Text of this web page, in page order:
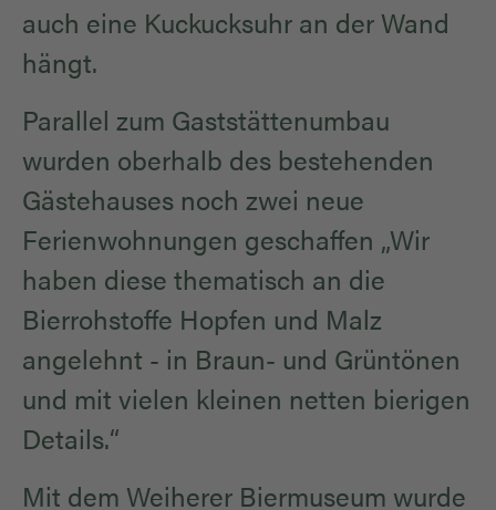
auch eine Kuckucksuhr an der Wand
hängt.
Parallel zum Gaststättenumbau
wurden oberhalb des bestehenden
Gästehauses noch zwei neue
Ferienwohnungen geschaffen „Wir
haben diese thematisch an die
Bierrohstoffe Hopfen und Malz
angelehnt - in Braun- und Grüntönen
und mit vielen kleinen netten bierigen
Details.“
Mit dem Weiherer Biermuseum wurde